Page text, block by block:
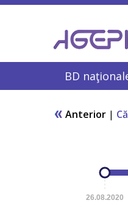
BD
Anterior |
26.08.2020